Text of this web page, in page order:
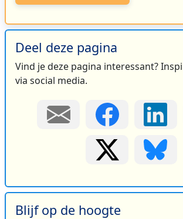
Deel deze pagina
Vind je deze pagina interessant?
via social media.
Blijf op de hoogte